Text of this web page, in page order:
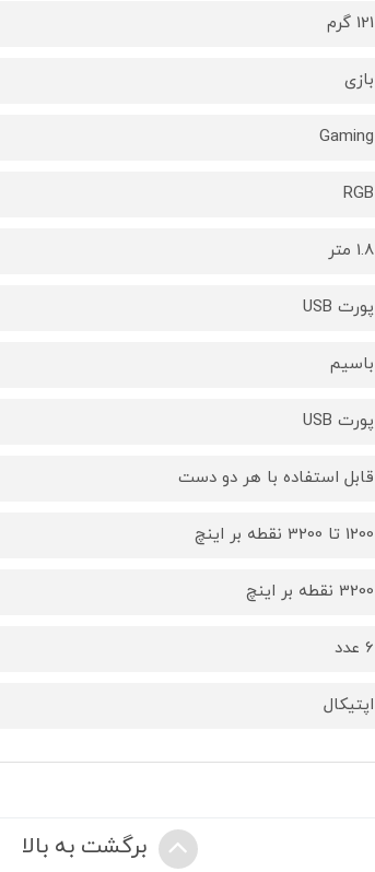
121 گرم
بازی
Gaming
RGB
1.8 متر
پورت USB
باسیم
پورت USB
قابل استفاده با هر دو دست
1200 تا 3200 نقطه بر اینچ
3200 نقطه بر اینچ
6 عدد
اپتیکال
برگشت به بالا